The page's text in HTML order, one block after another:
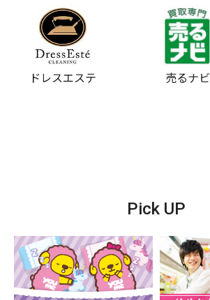
ドレスエステ 売るナビ
Pick UP